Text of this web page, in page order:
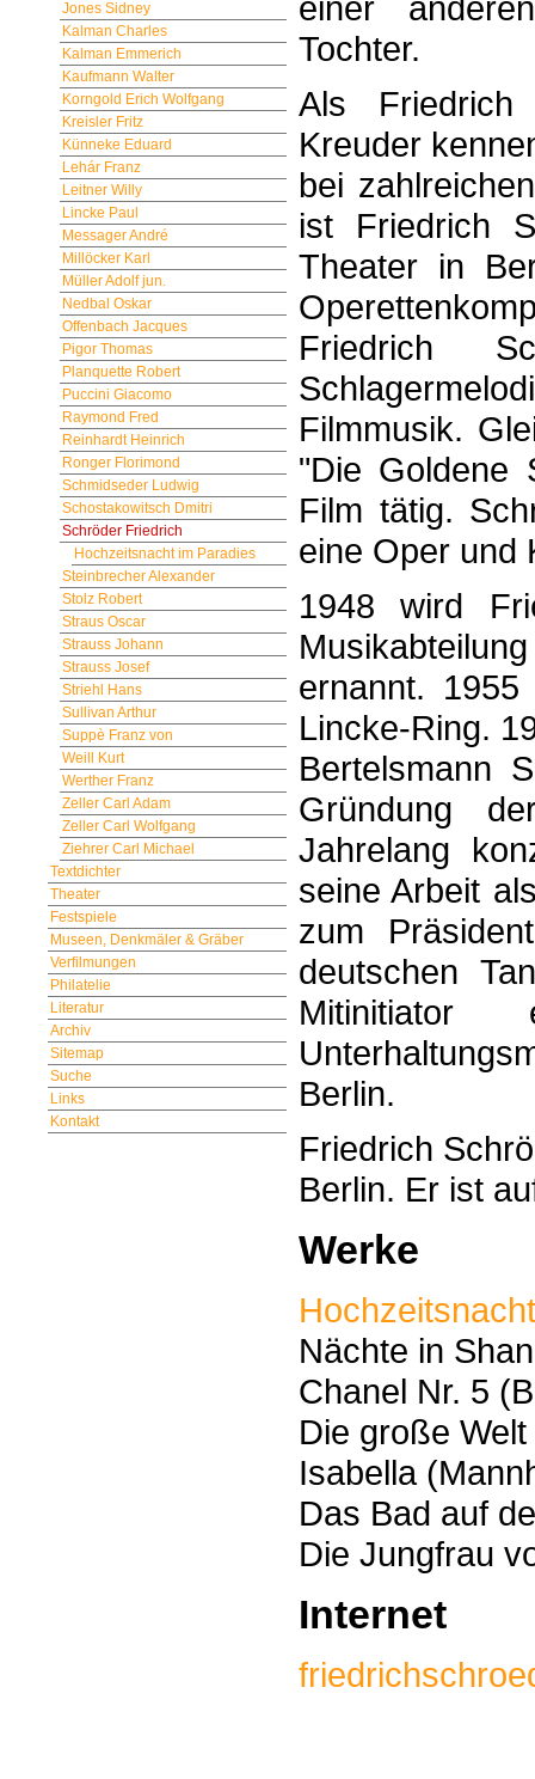
Jones Sidney
Kalman Charles
Kalman Emmerich
Kaufmann Walter
Korngold Erich Wolfgang
Kreisler Fritz
Künneke Eduard
Lehár Franz
Leitner Willy
Lincke Paul
Messager André
Millöcker Karl
Müller Adolf jun.
Nedbal Oskar
Offenbach Jacques
Pigor Thomas
Planquette Robert
Puccini Giacomo
Raymond Fred
Reinhardt Heinrich
Ronger Florimond
Schmidseder Ludwig
Schostakowitsch Dmitri
Schröder Friedrich
Hochzeitsnacht im Paradies
Steinbrecher Alexander
Stolz Robert
Straus Oscar
Strauss Johann
Strauss Josef
Striehl Hans
Sullivan Arthur
Suppè Franz von
Weill Kurt
Werther Franz
Zeller Carl Adam
Zeller Carl Wolfgang
Ziehrer Carl Michael
Textdichter
Theater
Festspiele
Museen, Denkmäler & Gräber
Verfilmungen
Philatelie
Literatur
Archiv
Sitemap
Suche
Links
Kontakt
Tochter.
Als Friedrich
Kreuder
bei
ist Friedrich
Theater in
Friedrich
Filmmusik.
"Die Goldene
Film tätig.
eine Oper und
1948 wird
ernannt.
Lincke-Ring.
Bertelsmann
Gründung
Jahrelang
seine Arbeit
zum
deutschen
Mitinitiator
Berlin.
Friedrich
Berlin. Er ist
Werke
Nächte in
Chanel Nr. 5
Die große
Isabella
Das Bad auf
Die Jungfrau
Internet